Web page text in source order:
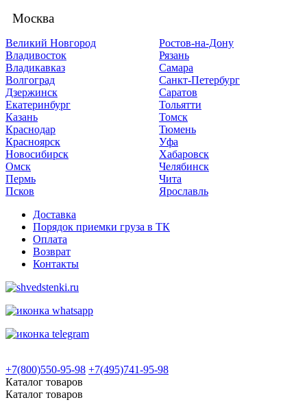
Москва
Великий Новгород
Владивосток
Владикавказ
Волгоград
Дзержинск
Екатеринбург
Казань
Краснодар
Красноярск
Новосибирск
Омск
Пермь
Псков
Ростов-на-Дону
Рязань
Самара
Санкт-Петербург
Саратов
Тольятти
Томск
Тюмень
Уфа
Хабаровск
Челябинск
Чита
Ярославль
Доставка
Порядок приемки груза в ТК
Оплата
Возврат
Контакты
+7(800)550-95-98 +7(495)741-95-98
Каталог товаров
Каталог товаров